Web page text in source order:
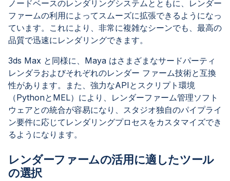
ノードベースのレンダリングシステムとともに、レンダー
ファームの利用によってスムーズに拡張できるようになっ
ています。これにより、非常に複雑なシーンでも、最高の
品質で迅速にレンダリングできます。
3ds Max と同様に、Maya はさまざまなサードパーティ
レンダラおよびそれぞれのレンダー ファーム技術と互換
性があります。また、強力なAPIとスクリプト環境
（PythonとMEL）により、レンダーファーム管理ソフト
ウェアとの統合が容易になり、スタジオ独自のパイプライ
ン要件に応じてレンダリングプロセスをカスタマイズでき
るようになります。
レンダーファームの活用に適したツール
の選択